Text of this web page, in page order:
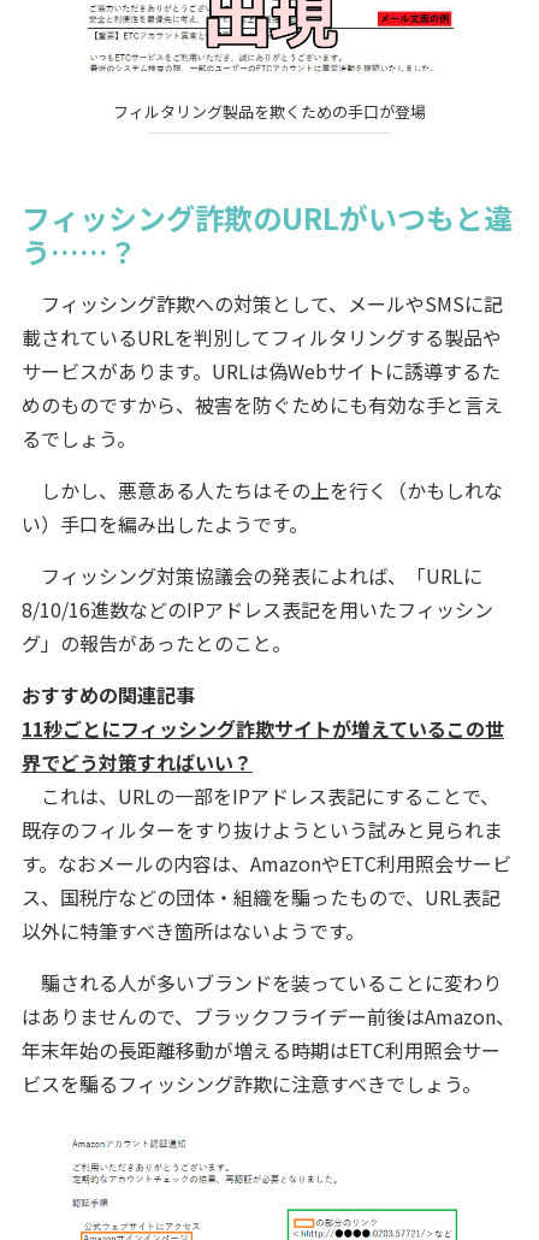
フィルタリング製品を欺くための手口が登場
フィッシング詐欺のURLがいつもと違
う……？
フィッシング詐欺への対策として、メールやSMSに記
載されているURLを判別してフィルタリングする製品や
サービスがあります。URLは偽Webサイトに誘導するた
めのものですから、被害を防ぐためにも有効な手と言え
るでしょう。
しかし、悪意ある人たちはその上を行く（かもしれな
い）手口を編み出したようです。
フィッシング対策協議会の発表によれば、「URLに
8/10/16進数などのIPアドレス表記を用いたフィッシン
グ」の報告があったとのこと。
おすすめの関連記事
11秒ごとにフィッシング詐欺サイトが増えているこの世
界でどう対策すればいい？
これは、URLの一部をIPアドレス表記にすることで、
既存のフィルターをすり抜けようという試みと見られま
す。なおメールの内容は、AmazonやETC利用照会サービ
ス、国税庁などの団体・組織を騙ったもので、URL表記
以外に特筆すべき箇所はないようです。
騙される人が多いブランドを装っていることに変わり
はありませんので、ブラックフライデー前後はAmazon、
年末年始の長距離移動が増える時期はETC利用照会サー
ビスを騙るフィッシング詐欺に注意すべきでしょう。